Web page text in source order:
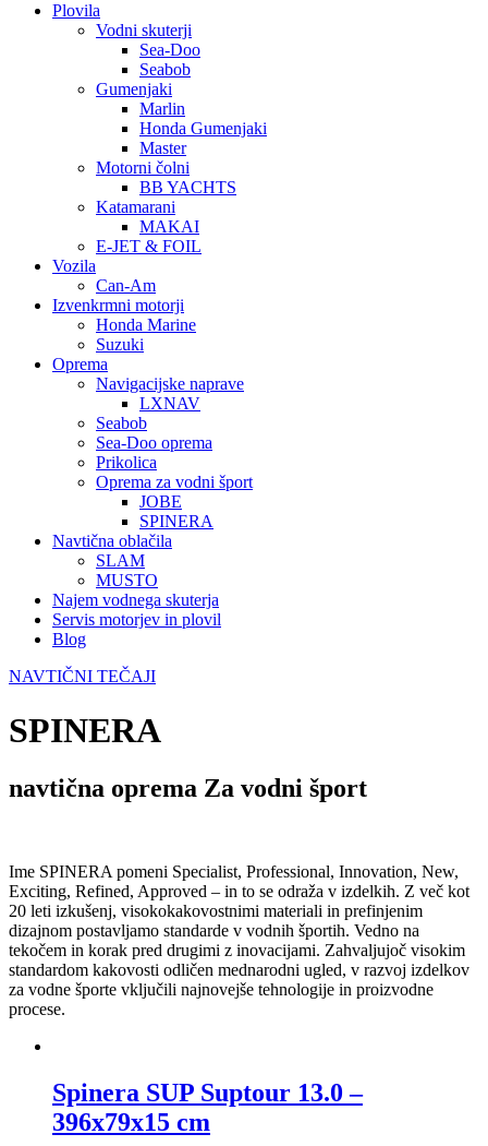
Plovila
Vodni skuterji
Sea-Doo
Seabob
Gumenjaki
Marlin
Honda Gumenjaki
Master
Motorni čolni
BB YACHTS
Katamarani
MAKAI
E-JET & FOIL
Vozila
Can-Am
Izvenkrmni motorji
Honda Marine
Suzuki
Oprema
Navigacijske naprave
LXNAV
Seabob
Sea-Doo oprema
Prikolica
Oprema za vodni šport
JOBE
SPINERA
Navtična oblačila
SLAM
MUSTO
Najem vodnega skuterja
Servis motorjev in plovil
Blog
NAVTIČNI TEČAJI
SPINERA
navtična oprema Za vodni šport
Ime SPINERA pomeni Specialist, Professional, Innovation, New,
Exciting, Refined, Approved – in to se odraža v izdelkih. Z več kot
20 leti izkušenj, visokokakovostnimi materiali in prefinjenim
dizajnom postavljamo standarde v vodnih športih. Vedno na
tekočem in korak pred drugimi z inovacijami. Zahvaljujoč visokim
standardom kakovosti odličen mednarodni ugled, v razvoj izdelkov
za vodne športe vključili najnovejše tehnologije in proizvodne
procese.
Spinera SUP Suptour 13.0 –
396x79x15 cm